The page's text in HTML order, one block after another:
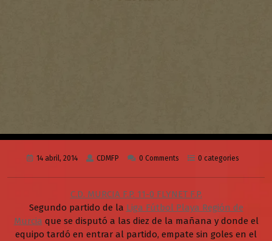
14 abril, 2014 CDMFP 0 Comments 0 categories
C.D. MURCIA F.P. 11-0 FLYNET F.P.
Segundo partido de la Liga Fútbol Playa Región de
Murcia que se disputó a las diez de la mañana y donde el
equipo tardó en entrar al partido, empate sin goles en el